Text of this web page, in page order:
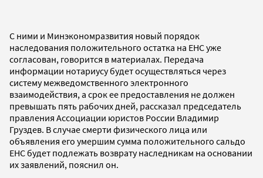
С ними и Минэкономразвития новый порядок
наследования положительного остатка на ЕНС уже
согласован, говорится в материалах. Передача
информации нотариусу будет осуществляться через
систему межведомственного электронного
взаимодействия, а срок ее предоставления не должен
превышать пять рабочих дней, рассказал председатель
правления Ассоциации юристов России Владимир
Груздев. В случае смерти физического лица или
объявления его умершим сумма положительного сальдо
ЕНС будет подлежать возврату наследникам на основании
их заявлений, пояснил он.